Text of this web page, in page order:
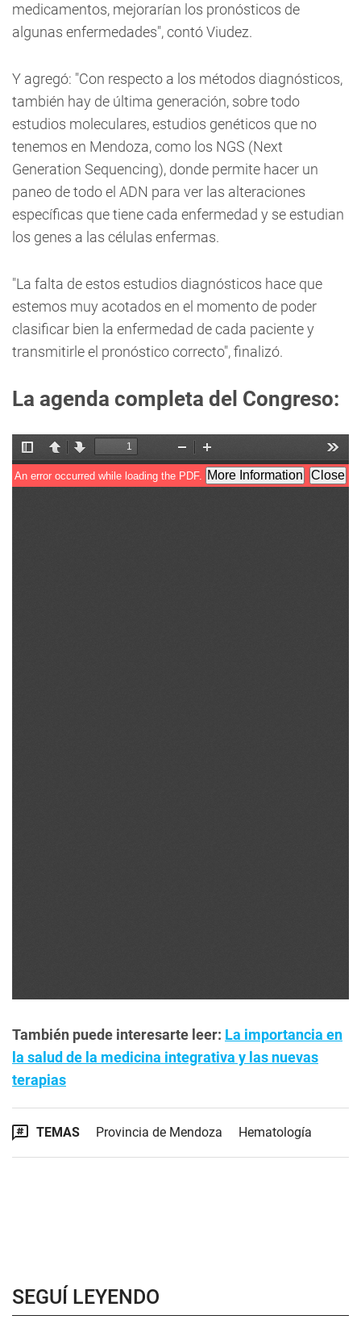
medicamentos, mejorarían los pronósticos de
algunas enfermedades", contó Viudez.
Y agregó: "Con respecto a los métodos diagnósticos,
también hay de última generación, sobre todo
estudios moleculares, estudios genéticos que no
tenemos en Mendoza, como los NGS (Next
Generation Sequencing), donde permite hacer un
paneo de todo el ADN para ver las alteraciones
específicas que tiene cada enfermedad y se estudian
los genes a las células enfermas.
"La falta de estos estudios diagnósticos hace que
estemos muy acotados en el momento de poder
clasificar bien la enfermedad de cada paciente y
transmitirle el pronóstico correcto", finalizó.
La agenda completa del Congreso:
También puede interesarte leer: La importancia en
la salud de la medicina integrativa y las nuevas
terapias
TEMAS Provincia de Mendoza Hematología
SEGUÍ LEYENDO